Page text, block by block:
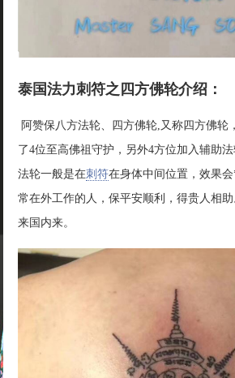
泰国法力刺符之四方佛轮介绍：
阿赞保八方法轮、四方佛轮,又称四方佛轮
了4位至高佛祖守护，另外4方位加入辅助
法轮一般是在刺符在身体中间位置，效果
常在外工作的人，保平安顺利，得贵人相
来国内来。